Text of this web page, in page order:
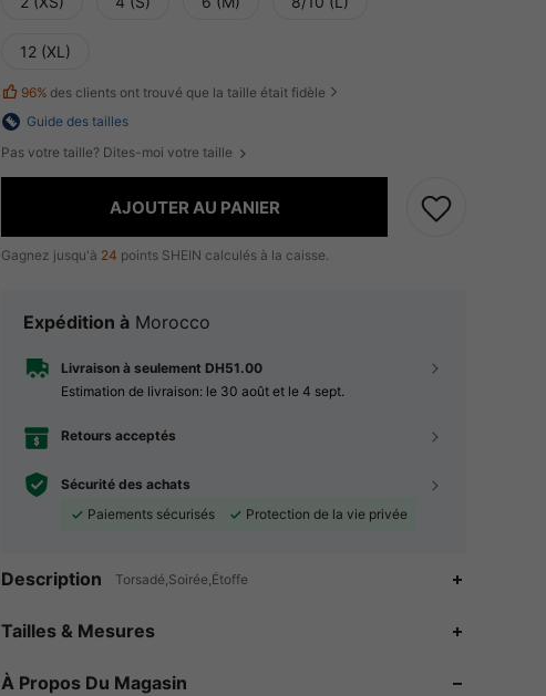
12 (XL)
96% des clients ont trouvé que la taille était fidèle
Guide des tailles
Pas votre taille? Dites-moi votre taille
AJOUTER AU PANIER
Gagnez jusqu'à 24 points SHEIN calculés à la caisse.
Expédition à Morocco
Livraison à seulement DH51.00
Estimation de livraison: le 30 août et le 4 sept.
Retours acceptés
Sécurité des achats
Paiements sécurisés
Protection de la vie privée
Description Torsadé,Soirée,Étoffe
Tailles & Mesures
À Propos Du Magasin